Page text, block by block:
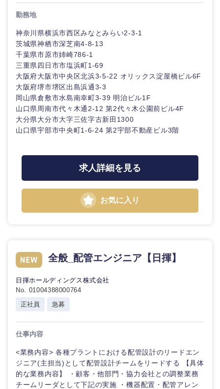
サービス
ティブ
コンサル
タント
専門職
技術職
（IT）、
作、ゲー
技術職
メディカ
不動産専
門職
建
施
工
管
理
コンサルタント
専門職
技術職（IT）、Webサービス・制作、ゲーム
技術職（モノづくり）
金融専門職
メディカル
建設・不動産
倉庫・運輸・物流
小売・通販・外食
IT・通信
広告・宣伝・印刷
エンターテイメント
法律・特許事務所・監査法人
人材・アウトソーシング
サービス
その他
関東地方
茨城県 栃木県
千葉県 東京都
業
外資系企業 英語を活かす
転勤なし
フルリモート
上
完全週休2日制
勤務地
神奈川県横浜市西区みなとみらい2-3-1
茨城県神栖市深芝南4-8-13
千葉県市原市姉崎786-1
三重県四日市市塩浜町1-69
大阪府大阪市中央区北浜3-5-22 オリックス淀屋橋ビル6F
大阪府堺市堺区出島浜通3-3
岡山県倉敷市水島南幸町3-39 明治ビル1F
山口県周南市代々木通2-12 第2代々木公園前ビル4F
大分県大分市大字三佐字古新田1300
山口県宇部市中央町1-6-24 第2宇部不動産ビル3階
求人詳細を見る
お気に入り
全般_配管エンジニア【日揮】
日揮ホールディングス株式会社
No. 01004388000764
正社員
急募
仕事内容
<業務内容> 各種プラントにおける配管設計のリードエン
ジニア(主担当)として配管設計チームをリードする 【具体
的な業務内容】 ・顧客・他部門・協力会社との調整業務
チームリーダとして下記の実施 ・機器配置・配管アレン